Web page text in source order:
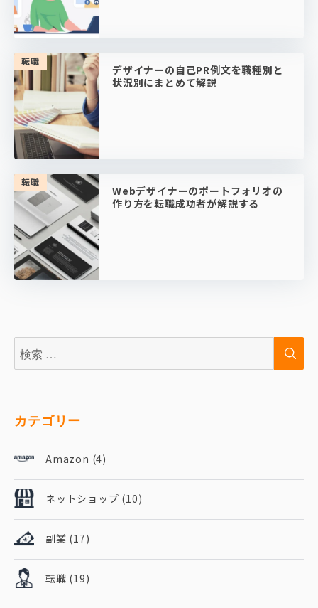
転職
デザイナーの自己PR例文を職種別と
状況別にまとめて解説
転職
Webデザイナーのポートフォリオの
作り方を転職成功者が解説する
検
索:
検
カテゴリー
Amazon (4)
ネットショップ (10)
副業 (17)
転職 (19)